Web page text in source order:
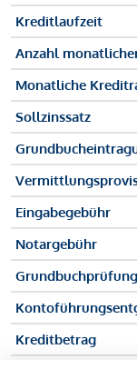
Kreditlaufzeit
Anzahl
Monatliche
Sollzinssatz
Eingabegebühr
Notargebühr
Grundbuchprüfung
Kreditbetrag